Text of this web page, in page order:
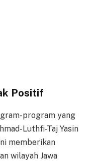
Positif
program yang
Luthfi-Taj Yasin
memberikan
wilayah Jawa